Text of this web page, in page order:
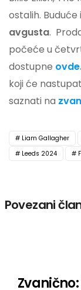
ostalih.
avgusta.
počeće u
dostupne
koji će
saznati na
Liam Gallagher
Leeds 2024
Povezani